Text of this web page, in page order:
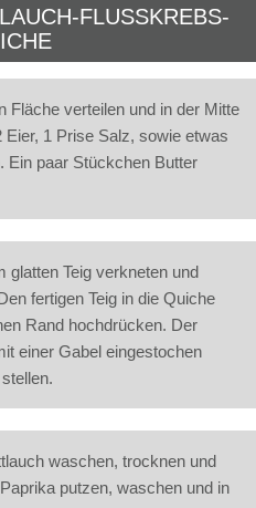
FLUSSKREBS-
Fläche verteilen und in der Mitte
1 Prise Salz, sowie etwas
Ein paar Stückchen Butter
glatten Teig verkneten und
fertigen Teig in die Quiche
Rand hochdrücken. Der
einer Gabel eingestochen
waschen, trocknen und
putzen, waschen und in